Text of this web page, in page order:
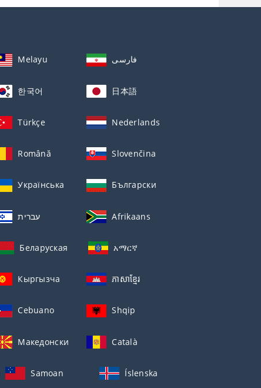
Melayu فارسی
한국어 日本語
Türkçe Nederlands
Română Slovenčina
Українська Български
עברית Afrikaans
Беларуская አማርኛ
Кыргызча ភាសាខ្មែរ
Cebuano Shqip
Македонски Català
Samoan Íslenska